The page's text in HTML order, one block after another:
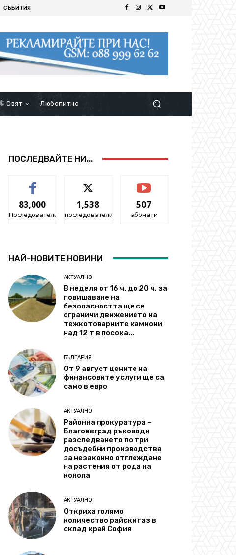
СЪБИТИЯ
Свят Любопитно
ПОСЛЕДВАЙТЕ НИ...
83,000
Последователи
1,538
последователи
507
абонати
НАЙ-НОВИТЕ НОВИНИ
АКТУАЛНО
В неделя от 16 ч. до 20 ч. за
повишаване на
безопасността ще се
ограничи движението на
тежкотоварните камиони
над 12 т в посока...
БЪЛГАРИЯ
От 9 август цените на
финансовите услуги ще са
само в евро
АКТУАЛНО
Районна прокуратура –
Благоевград ръководи
разследването по три
досъдебни производства
за незаконно отглеждане
на растения от рода на
конопа
АКТУАЛНО
Откриха голямо
количество райски газ в
склад край София